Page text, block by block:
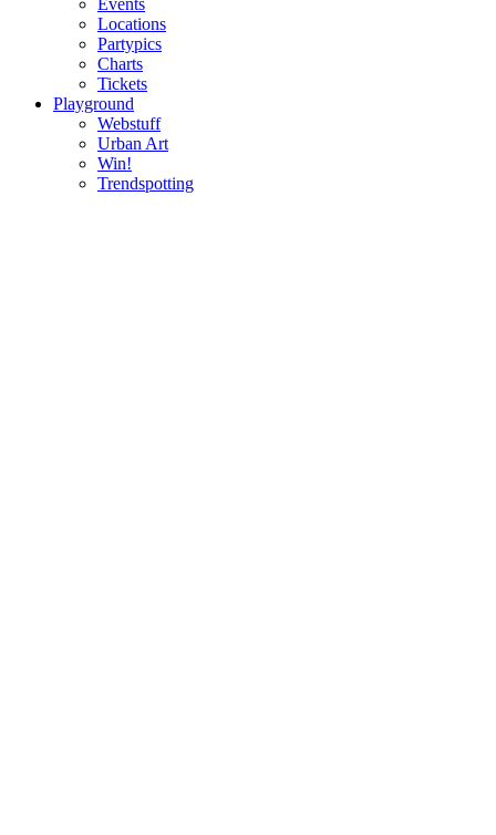
Locations
Partypics
Charts
Tickets
Playground
Webstuff
Urban Art
Win!
Trendspotting